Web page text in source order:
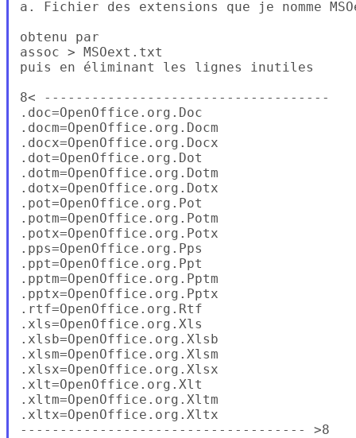
a. Fichier des extensions que je nomme
obtenu par
assoc > MSOext.txt
puis en éliminant les lignes inutiles
8< ------------------------------------
.doc=OpenOffice.org.Doc
.docm=OpenOffice.org.Docm
.docx=OpenOffice.org.Docx
.dot=OpenOffice.org.Dot
.dotm=OpenOffice.org.Dotm
.dotx=OpenOffice.org.Dotx
.pot=OpenOffice.org.Pot
.potm=OpenOffice.org.Potm
.potx=OpenOffice.org.Potx
.pps=OpenOffice.org.Pps
.ppt=OpenOffice.org.Ppt
.pptm=OpenOffice.org.Pptm
.pptx=OpenOffice.org.Pptx
.rtf=OpenOffice.org.Rtf
.xls=OpenOffice.org.Xls
.xlsb=OpenOffice.org.Xlsb
.xlsm=OpenOffice.org.Xlsm
.xlsx=OpenOffice.org.Xlsx
.xlt=OpenOffice.org.Xlt
.xltm=OpenOffice.org.Xltm
.xltx=OpenOffice.org.Xltx
------------------------------------ >8